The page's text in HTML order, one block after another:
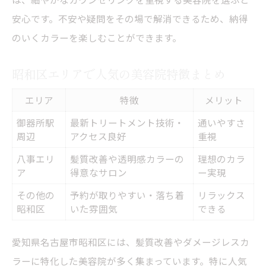
安心です。不安や疑問をその場で解消できるため、納得
のいくカラーを楽しむことができます。
エリア 特徴
メリット
御器所駅
周辺
最新トリートメント技術・
アクセス良好
通いやすさ
重視
八事エリ
ア
髪質改善や透明感カラーの
得意なサロン
理想のカラ
ー実現
その他の
昭和区
予約が取りやすい・落ち着
いた雰囲気
リラックス
できる
愛知県名古屋市昭和区には、髪質改善やダメージレスカ
ラーに特化した美容院が多く集まっています。特に人気